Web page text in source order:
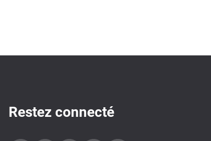
Restez connecté